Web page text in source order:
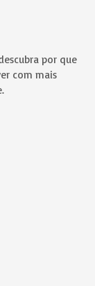
por que
com mais